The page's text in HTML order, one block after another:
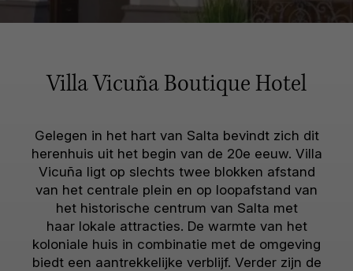
Villa Vicuña Boutique Hotel
Gelegen in het hart van Salta bevindt zich dit
herenhuis uit het begin van de 20e eeuw. Villa
Vicuña ligt op slechts twee blokken afstand
van het centrale plein en op loopafstand van
het historische centrum van Salta met
haar lokale attracties. De warmte van het
koloniale huis in combinatie met de omgeving
biedt een aantrekkelijke verblijf. Verder zijn de